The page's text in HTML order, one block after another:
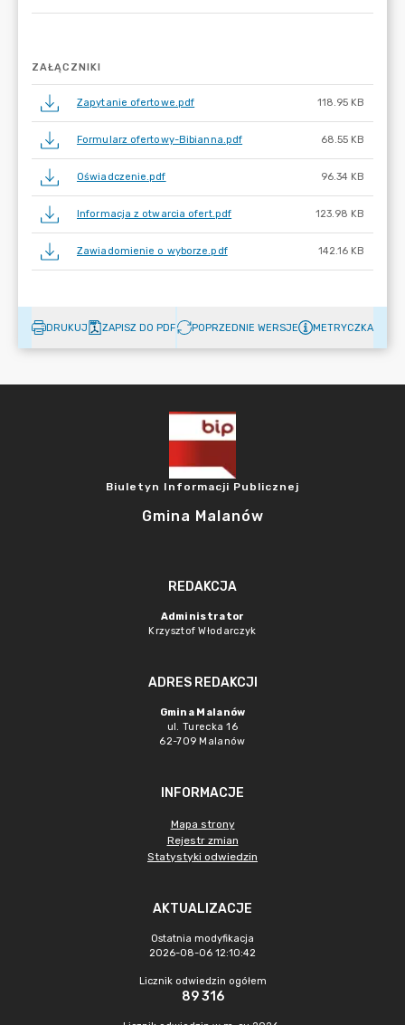
ZAŁĄCZNIKI
Zapytanie ofertowe.pdf 118.95 KB
Formularz ofertowy-Bibianna.pdf 68.55 KB
Oświadczenie.pdf 96.34 KB
Informacja z otwarcia ofert.pdf 123.98 KB
Zawiadomienie o wyborze.pdf 142.16 KB
DRUKUJ ZAPISZ DO PDF POPRZEDNIE WERSJE METRYCZKA
Biuletyn Informacji Publicznej
Gmina Malanów
REDAKCJA
Administrator
Krzysztof Włodarczyk
ADRES REDAKCJI
Gmina Malanów
ul. Turecka 16
62-709 Malanów
INFORMACJE
Mapa strony
Rejestr zmian
Statystyki odwiedzin
AKTUALIZACJE
Ostatnia modyfikacja
2026-08-06 12:10:42
Licznik odwiedzin ogółem
89 316